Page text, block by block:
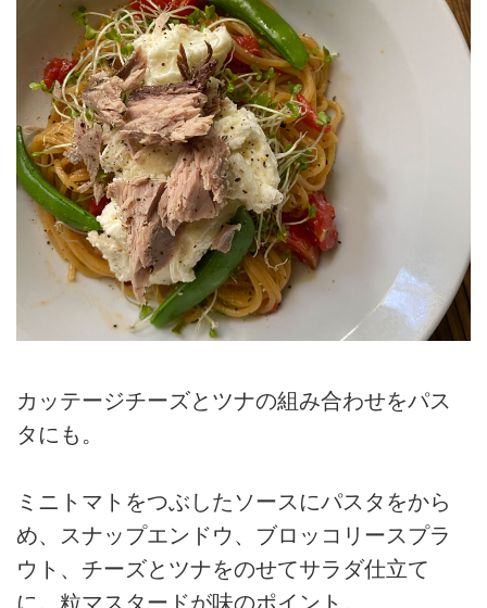
カッテージチーズとツナの組み合わせをパス
タにも。
ミニトマトをつぶしたソースにパスタをから
め、スナップエンドウ、ブロッコリースプラ
ウト、チーズとツナをのせてサラダ仕立て
に。粒マスタードが味のポイント。